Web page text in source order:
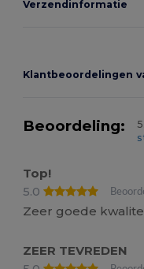
Verzendinformatie
Klantbeoordelingen
Beoordeling:
Top!
5.0
Zeer goede
ZEER TEVREDEN